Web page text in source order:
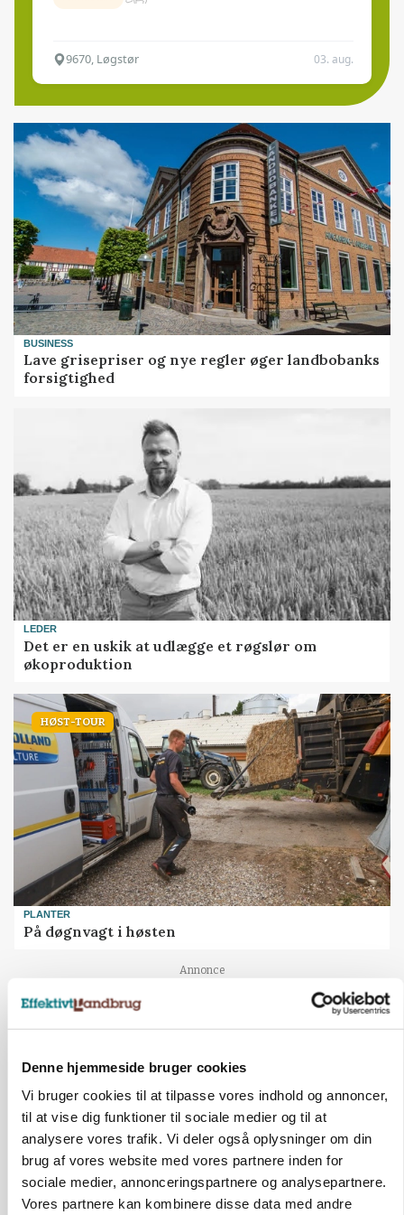
Denne hjemmeside bruger cookies
Vi bruger cookies til at tilpasse vores indhold og annoncer,
til at vise dig funktioner til sociale medier og til at
analysere vores trafik. Vi deler også oplysninger om din
brug af vores website med vores partnere inden for
sociale medier, annonceringspartnere og analysepartnere.
Vores partnere kan kombinere disse data med andre
9670, Løgstør 03. aug.
BUSINESS
Lave grisepriser og nye regler øger landbobanks
forsigtighed
LEDER
Det er en uskik at udlægge et røgslør om
økoproduktion
HØST-TOUR
PLANTER
På døgnvagt i høsten
Annonce
Loading...